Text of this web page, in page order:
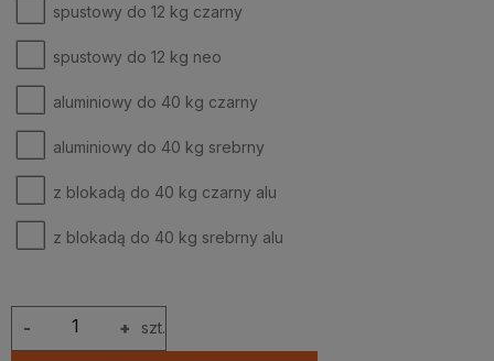
spustowy do 12 kg czarny
spustowy do 12 kg neo
aluminiowy do 40 kg czarny
aluminiowy do 40 kg srebrny
z blokadą do 40 kg czarny alu
z blokadą do 40 kg srebrny alu
+
- szt.